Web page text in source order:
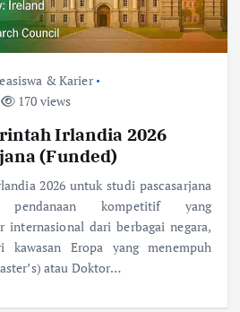
& Karier
170 views
Irlandia 2026
(Funded)
2026 untuk studi pascasarjana
pendanaan kompetitif yang
internasional dari berbagai negara,
kawasan Eropa yang menempuh
atau Doktor…